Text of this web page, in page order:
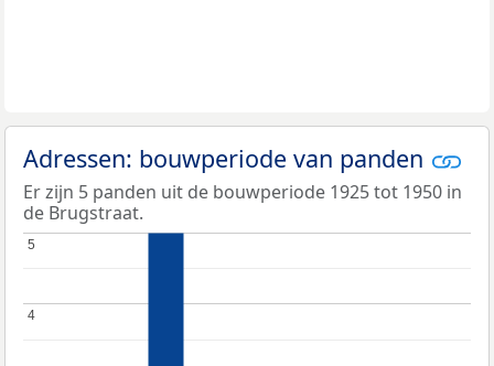
Adressen: bouwperiode van panden
Er zijn 5 panden uit de bouwperiode 1925 tot 1950 in
de Brugstraat.
4
4
5
5